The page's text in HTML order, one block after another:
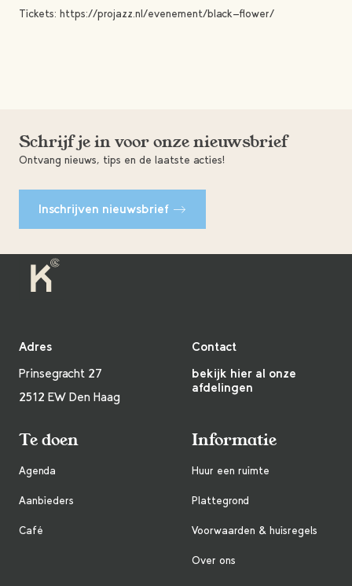
Tickets: https://projazz.nl/evenement/black-flower/
Schrijf je in voor onze nieuwsbrief
Ontvang nieuws, tips en de laatste acties!
Inschrijven nieuwsbrief
Adres
Prinsegracht 27
2512 EW Den Haag
Contact
bekijk hier al onze
afdelingen
Te doen
Agenda
Aanbieders
Café
Informatie
Huur een ruimte
Plattegrond
Voorwaarden & huisregels
Over ons